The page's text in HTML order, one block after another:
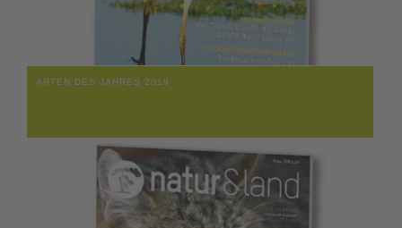
ARTEN DES JAHRES 2019